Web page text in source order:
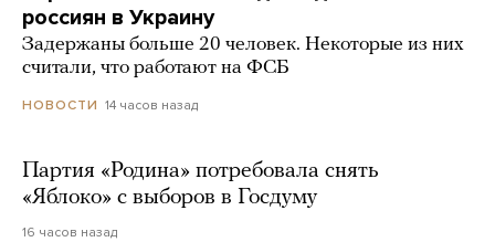
россиян в Украину
Задержаны больше 20 человек. Некоторые из них
считали, что работают на ФСБ
НОВОСТИ 14 часов назад
Партия «Родина» потребовала снять
«Яблоко» с выборов в Госдуму
16 часов назад